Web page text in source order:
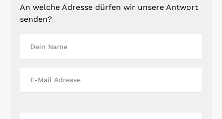
An welche Adresse dürfen wir unsere Antwort
senden?